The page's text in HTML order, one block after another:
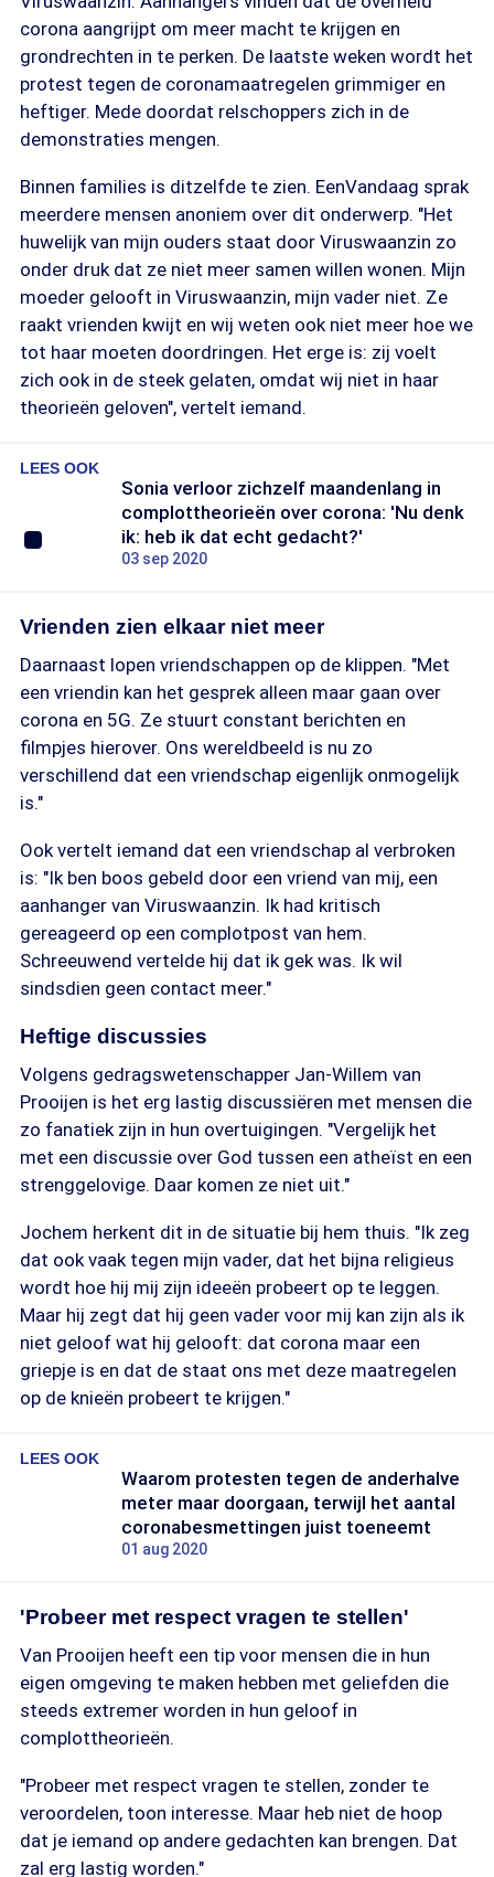
corona aangrijpt om meer macht te krijgen en
grondrechten in te perken. De laatste weken wordt het
protest tegen de coronamaatregelen grimmiger en
heftiger. Mede doordat relschoppers zich in de
demonstraties mengen.
Binnen families is ditzelfde te zien. EenVandaag sprak
meerdere mensen anoniem over dit onderwerp. "Het
huwelijk van mijn ouders staat door Viruswaanzin zo
onder druk dat ze niet meer samen willen wonen. Mijn
moeder gelooft in Viruswaanzin, mijn vader niet. Ze
raakt vrienden kwijt en wij weten ook niet meer hoe we
tot haar moeten doordringen. Het erge is: zij voelt
zich ook in de steek gelaten, omdat wij niet in haar
theorieën geloven", vertelt iemand.
LEES OOK
Sonia verloor zichzelf maandenlang in
complottheorieën over corona: 'Nu denk
ik: heb ik dat echt gedacht?'
03 sep 2020
Vrienden zien elkaar niet meer
Daarnaast lopen vriendschappen op de klippen. "Met
een vriendin kan het gesprek alleen maar gaan over
corona en 5G. Ze stuurt constant berichten en
filmpjes hierover. Ons wereldbeeld is nu zo
verschillend dat een vriendschap eigenlijk onmogelijk
is."
Ook vertelt iemand dat een vriendschap al verbroken
is: "Ik ben boos gebeld door een vriend van mij, een
aanhanger van Viruswaanzin. Ik had kritisch
gereageerd op een complotpost van hem.
Schreeuwend vertelde hij dat ik gek was. Ik wil
sindsdien geen contact meer."
Heftige discussies
Volgens gedragswetenschapper Jan-Willem van
Prooijen is het erg lastig discussiëren met mensen die
zo fanatiek zijn in hun overtuigingen. "Vergelijk het
met een discussie over God tussen een atheïst en een
strenggelovige. Daar komen ze niet uit."
Jochem herkent dit in de situatie bij hem thuis. "Ik zeg
dat ook vaak tegen mijn vader, dat het bijna religieus
wordt hoe hij mij zijn ideeën probeert op te leggen.
Maar hij zegt dat hij geen vader voor mij kan zijn als ik
niet geloof wat hij gelooft: dat corona maar een
griepje is en dat de staat ons met deze maatregelen
op de knieën probeert te krijgen."
LEES OOK
Waarom protesten tegen de anderhalve
meter maar doorgaan, terwijl het aantal
coronabesmettingen juist toeneemt
01 aug 2020
'Probeer met respect vragen te stellen'
Van Prooijen heeft een tip voor mensen die in hun
eigen omgeving te maken hebben met geliefden die
steeds extremer worden in hun geloof in
complottheorieën.
"Probeer met respect vragen te stellen, zonder te
veroordelen, toon interesse. Maar heb niet de hoop
dat je iemand op andere gedachten kan brengen. Dat
zal erg lastig worden."